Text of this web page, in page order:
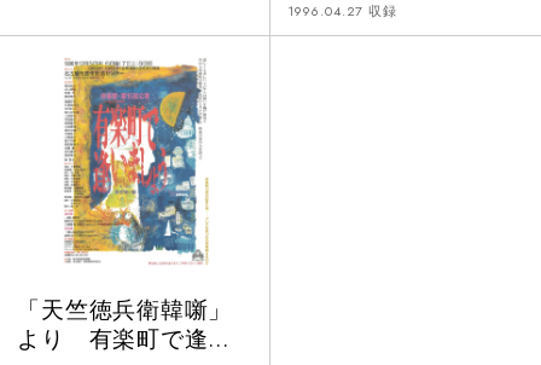
1996.04.27 収録
「天竺徳兵衛韓噺」
より 有楽町で逢い